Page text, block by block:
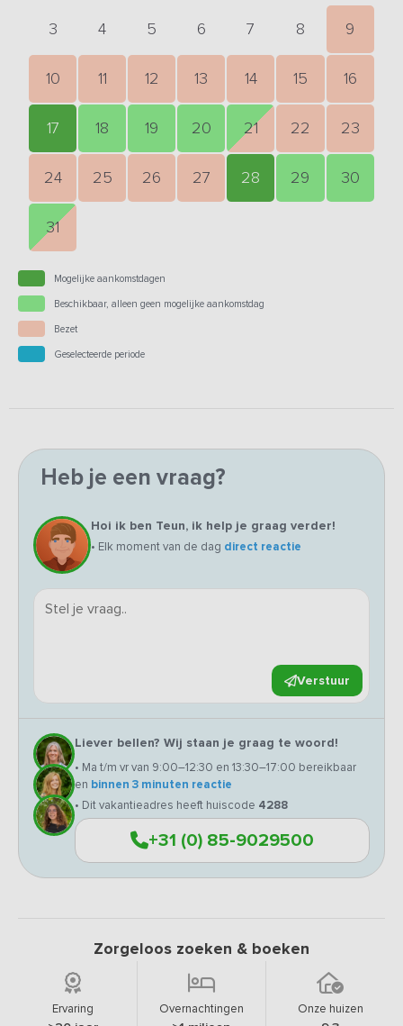
3 4 5 6 7 8 9
10 11 12 13 14 15 16
17 18 19 20 21 22 23
24 25 26 27 28 29 30
31
Mogelijke aankomstdagen
Beschikbaar, alleen geen mogelijke aankomstdag
Bezet
Geselecteerde periode
Heb je een vraag?
Hoi ik ben Teun, ik help je graag verder!
• Elk moment van de dag direct reactie
Verstuur
Liever bellen? Wij staan je graag te woord!
• Ma t/m vr van 9:00–12:30 en 13:30–17:00 bereikbaar
en binnen 3 minuten reactie
• Dit vakantieadres heeft huiscode 4288
+31 (0) 85-9029500
Zorgeloos zoeken & boeken
Ervaring Overnachtingen Onze huizen